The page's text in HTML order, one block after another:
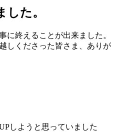
た。
に終えることが出来ました。
しくださった皆さま、ありが
しようと思っていました